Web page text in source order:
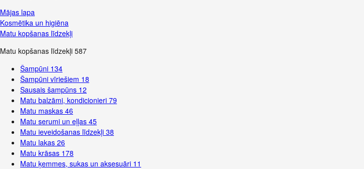
Mājas lapa
Kosmētika un higiēna
Matu kopšanas līdzekļi
Matu kopšanas līdzekļi 587
Šampūni 134
Šampūni vīriešiem 18
Sausais šampūns 12
Matu balzāmi, kondicionieri 79
Matu maskas 46
Matu serumi un eļļas 45
Matu ieveidošanas līdzekļi 38
Matu lakas 26
Matu krāsas 178
Matu ķemmes, sukas un aksesuāri 11